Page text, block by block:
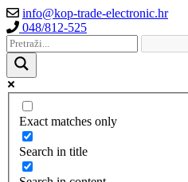
info@kop-trade-electronic.hr
048/812-525
Exact matches only
Search in title